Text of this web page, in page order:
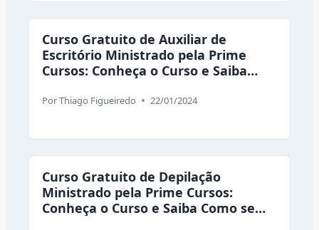
Curso Gratuito de Auxiliar de
Escritório Ministrado pela Prime
Cursos: Conheça o Curso e Saiba
PorThiago Figueiredo 22/01/2024
Curso Gratuito de Depilação
Ministrado pela Prime Cursos:
Conheça o Curso e Saiba Como se